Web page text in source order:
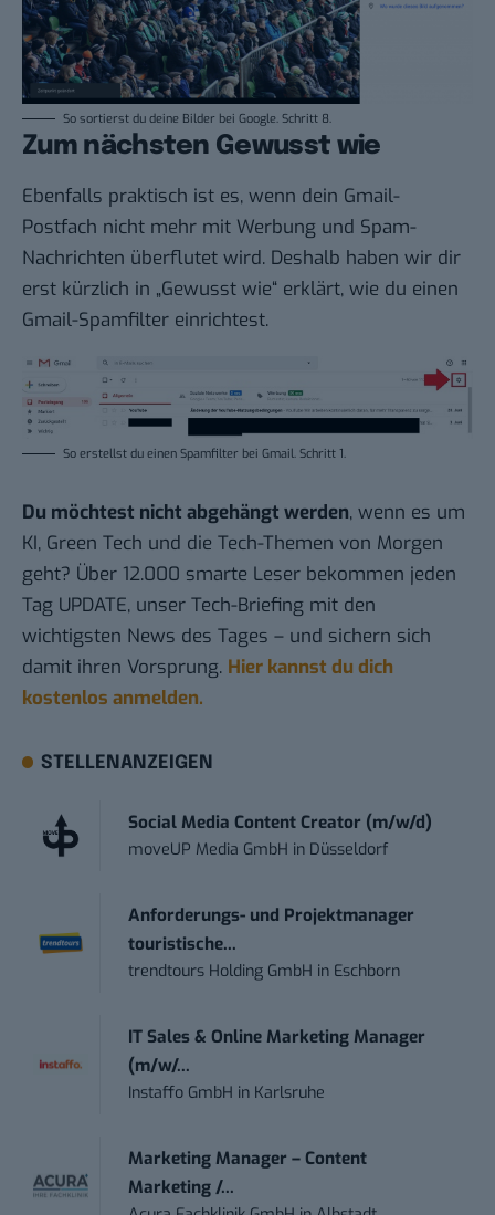
So sortierst du deine Bilder bei Google. Schritt 8.
Zum nächsten Gewusst wie
Ebenfalls praktisch ist es, wenn dein Gmail-
Postfach nicht mehr mit Werbung und Spam-
Nachrichten überflutet wird. Deshalb haben wir dir
erst kürzlich in „Gewusst wie“ erklärt, wie du einen
Gmail-Spamfilter einrichtest.
So erstellst du einen Spamfilter bei Gmail. Schritt 1.
Du möchtest nicht abgehängt werden, wenn es um
KI, Green Tech und die Tech-Themen von Morgen
geht? Über 12.000 smarte Leser bekommen jeden
Tag UPDATE, unser Tech-Briefing mit den
wichtigsten News des Tages – und sichern sich
damit ihren Vorsprung. Hier kannst du dich
kostenlos anmelden.
STELLENANZEIGEN
Social Media Content Creator (m/w/d)
moveUP Media GmbH in Düsseldorf
Anforderungs- und Projektmanager
touristische...
trendtours Holding GmbH in Eschborn
IT Sales & Online Marketing Manager
(m/w/...
Instaffo GmbH in Karlsruhe
Marketing Manager – Content
Marketing /...